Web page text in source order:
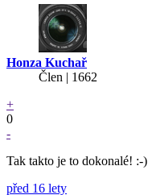
Honza Kuchař
Člen | 1662
+
0
-
Tak takto je to dokonalé! :-)
před 16 lety